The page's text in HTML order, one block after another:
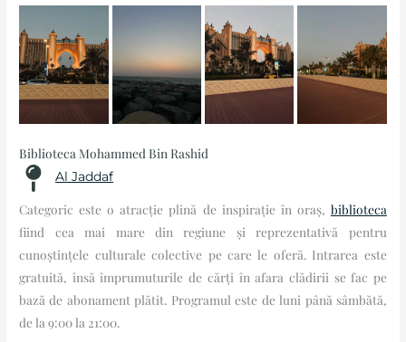
Biblioteca Mohammed Bin Rashid
Al Jaddaf
Categoric este o atracție plină de inspirație în oraș, biblioteca
fiind cea mai mare din regiune și reprezentativă pentru
cunoștințele culturale colective pe care le oferă. Intrarea este
gratuită, însă împrumuturile de cărți în afara clădirii se fac pe
bază de abonament plătit. Programul este de luni până sâmbătă,
de la 9:00 la 21:00.